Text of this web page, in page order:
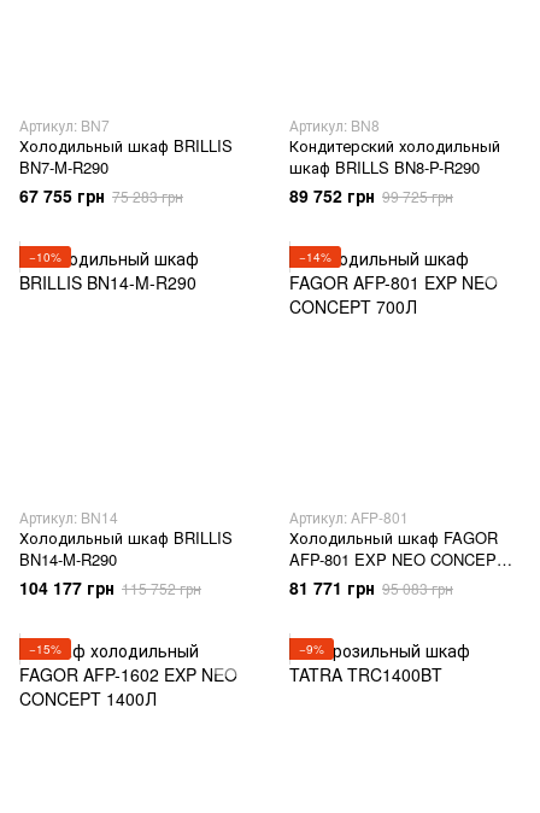
Артикул: BN7
Холодильный шкаф BRILLIS
BN7-M-R290
67 755 грн 75 283 грн
Артикул: BN8
Кондитерский холодильный
шкаф BRILLS BN8-P-R290
89 752 грн 99 725 грн
−10%
Артикул: BN14
Холодильный шкаф BRILLIS
BN14-M-R290
104 177 грн 115 752 грн
−14%
Артикул: AFP-801
Холодильный шкаф FAGOR
AFP-801 EXP NEO CONCEPT
700Л
81 771 грн 95 083 грн
−15% −9%